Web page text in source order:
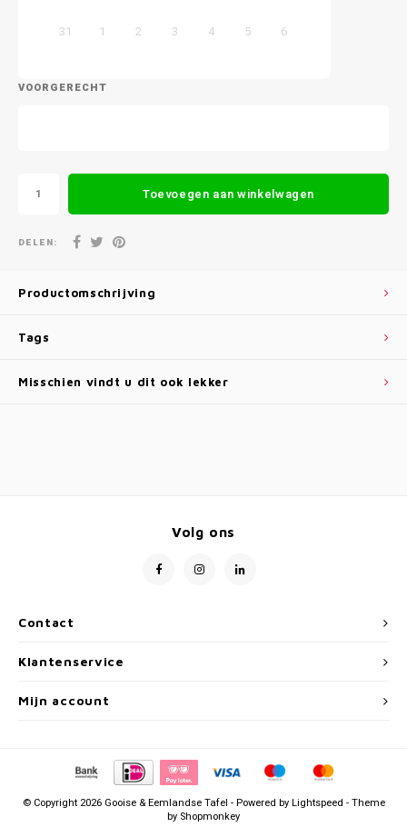
31 1 2 3 4 5 6
VOORGERECHT
Toevoegen aan winkelwagen
DELEN:
Productomschrijving
Tags
Misschien vindt u dit ook lekker
Contact
Volg ons
Klantenservice
Mijn account
© Copyright 2026 Gooise & Eemlandse Tafel - Powered byLightspeed - Theme
by Shopmonkey